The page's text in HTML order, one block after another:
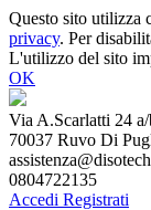
Questo sito utilizza
privacy. Per
L'utilizzo del sito
OK
Via A.Scarlatti 24
70037 Ruvo Di
0804722135
Accedi Registrati